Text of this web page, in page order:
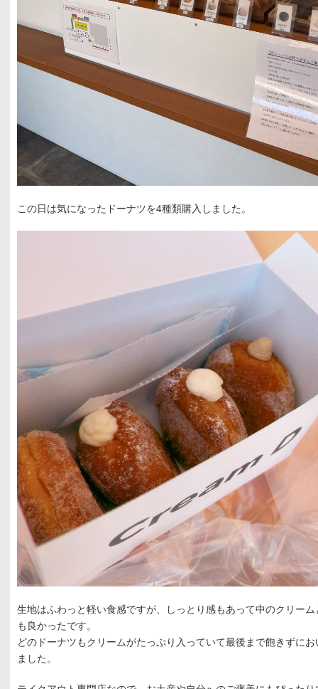
この日は気になったドーナツを4種類購入しました。
生地はふわっと軽い食感ですが、しっとり感もあって中のクリー
も良かったです。
どのドーナツもクリームがたっぷり入っていて最後まで飽きずに
ました。